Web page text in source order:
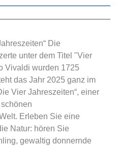
Die
unter dem Titel "Vier
Vivaldi wurden 1725
das Jahr 2025 ganz im
Vier Jahreszeiten“, einer
Erleben Sie eine
Natur: hören Sie
gewaltig donnernde